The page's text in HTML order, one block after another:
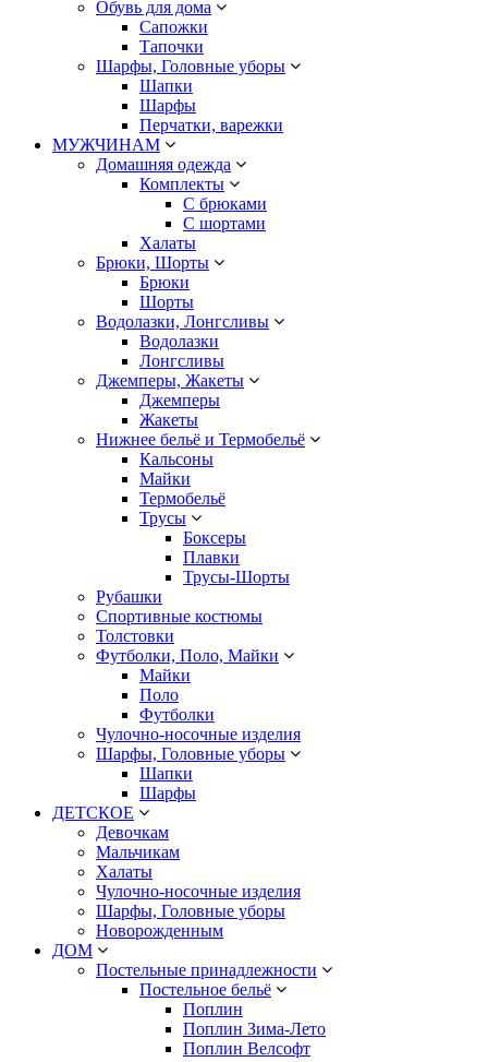
Обувь для дома
Сапожки
Тапочки
Шарфы, Головные уборы
Шапки
Шарфы
Перчатки, варежки
МУЖЧИНАМ
Домашняя одежда
Комплекты
С брюками
С шортами
Халаты
Брюки, Шорты
Брюки
Шорты
Водолазки, Лонгсливы
Водолазки
Лонгсливы
Джемперы, Жакеты
Джемперы
Жакеты
Нижнее бельё и Термобельё
Кальсоны
Майки
Термобельё
Трусы
Боксеры
Плавки
Трусы-Шорты
Рубашки
Спортивные костюмы
Толстовки
Футболки, Поло, Майки
Майки
Поло
Футболки
Чулочно-носочные изделия
Шарфы, Головные уборы
Шапки
Шарфы
ДЕТСКОЕ
Девочкам
Мальчикам
Халаты
Чулочно-носочные изделия
Шарфы, Головные уборы
Новорожденным
ДОМ
Постельные принадлежности
Постельное бельё
Поплин
Поплин Зима-Лето
Поплин Велсофт